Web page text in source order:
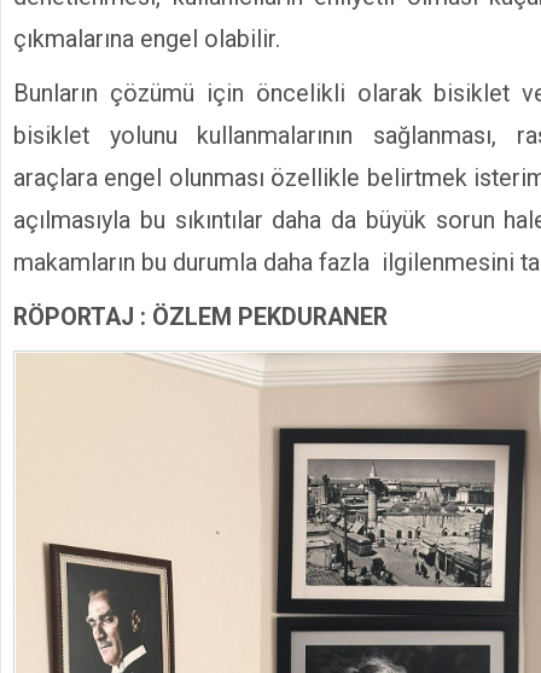
çıkmalarına engel olabilir.
Bunların çözümü için öncelikli olarak bisiklet
bisiklet yolunu kullanmalarının sağlanması,
araçlara engel olunması özellikle belirtmek
açılmasıyla bu sıkıntılar daha da büyük sorun
makamların bu durumla daha fazla ilgilenmesini
RÖPORTAJ : ÖZLEM PEKDURANER